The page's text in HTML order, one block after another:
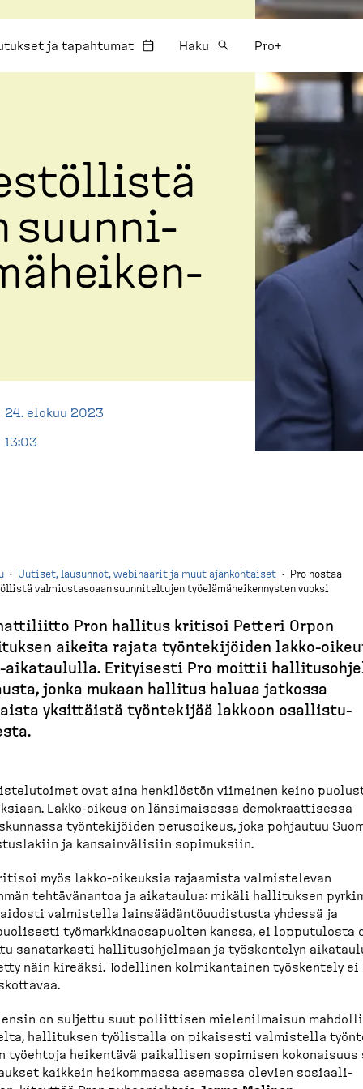
ja tapahtumat Haku Pro+
suunni­
24. elokuu 2023
13:03
· Uutiset, lausunnot, webinaarit ja muut ajankohtaiset ·
Pro nostaa
valmiustasoaan suunniteltujen työelämäheikennysten vuoksi
Pron hallitus kritisoi Petteri Orpon
aikeita rajata työnte­ki­jöiden lakko-​
​aikataululla. Erityisesti Pro moittii
jonka mukaan hallitus haluaa jatkossa
yksittäistä työntekijää lakkoon osallis­tu­
ovat aina henkilöstön viimeinen keino
Lakko-​oikeus on länsimaisessa demokraat­tisessa
työnte­ki­jöiden perusoikeus, joka pohjautuu
ja kansain­vä­lisiin sopimuksiin.
myös lakko-​oikeuksia rajaamista valmis­televan
tehtävänantoa ja aikataulua: mikäli hallituksen
valmistella lainsää­dän­tö­uu­distusta yhdessä ja
työmark­ki­naos­a­puolten kanssa, ei lopputulosta
sanatarkasti hallitus­oh­jelmaan ja työskentelyn
näin kireäksi. Todellinen kolmikan­tainen työskentely ei
ensin on suljettu suut poliittisen mielenil­maisun
hallituksen työlistalla on pikaisesti valmistella
työehtoja heikentävä paikallisen sopimisen kokonaisuus
kaikkein heikommassa asemassa olevien sosiaa­li­